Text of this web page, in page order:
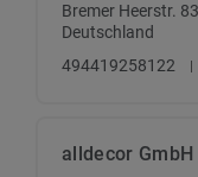
Bremer Heerstr.
Deutschland
494419258122
alldecor GmbH